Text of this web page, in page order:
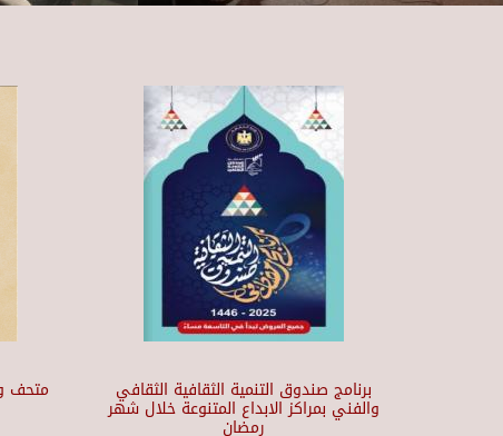
برنامج صندوق التنمية الثقافية الثقافي
والفني بمراكز الابداع المتنوعة خلال شهر
رمضان